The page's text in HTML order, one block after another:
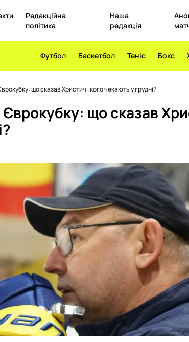
Редакційна
політика
Наша
редакція
Футбол Баскетбол Теніс Бокс
що сказав Христич і кого чекають у грудні?
Єврокубку: що сказав